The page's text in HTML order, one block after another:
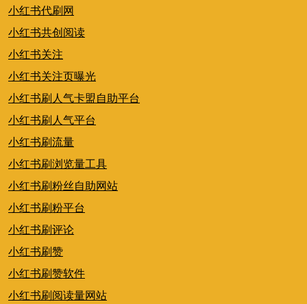
小红书代刷网
小红书共创阅读
小红书关注
小红书关注页曝光
小红书刷人气卡盟自助平台
小红书刷人气平台
小红书刷流量
小红书刷浏览量工具
小红书刷粉丝自助网站
小红书刷粉平台
小红书刷评论
小红书刷赞
小红书刷赞软件
小红书刷阅读量网站